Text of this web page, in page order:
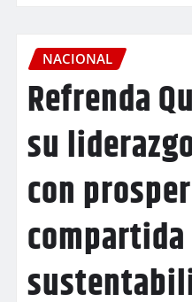
NACIONAL
Refrenda
su
con